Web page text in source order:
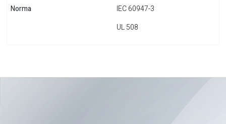
Norma
IEC 60947-3
UL 508